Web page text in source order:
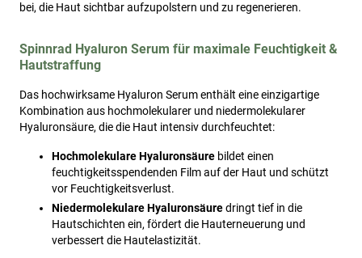
bei, die Haut sichtbar aufzupolstern und zu regenerieren.
Spinnrad Hyaluron Serum für maximale Feuchtigkeit &
Hautstraffung
Das hochwirksame Hyaluron Serum enthält eine einzigartige
Kombination aus hochmolekularer und niedermolekularer
Hyaluronsäure, die die Haut intensiv durchfeuchtet:
Hochmolekulare Hyaluronsäure bildet einen
feuchtigkeitsspendenden Film auf der Haut und schützt
vor Feuchtigkeitsverlust.
Niedermolekulare Hyaluronsäuredringt tief in die
Hautschichten ein, fördert die Hauterneuerung und
verbessert die Hautelastizität.